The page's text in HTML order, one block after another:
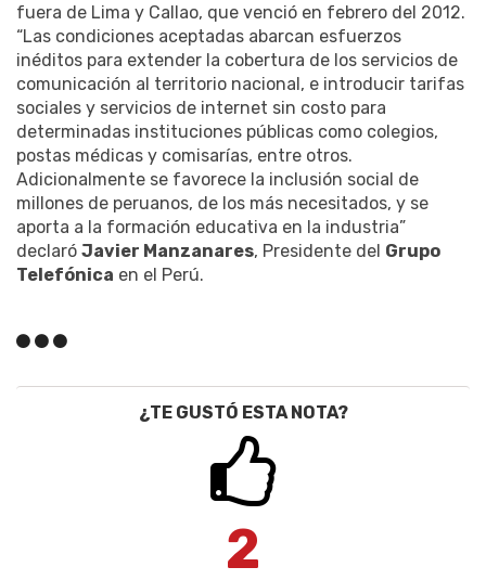
fuera de Lima y Callao, que venció en febrero del 2012.
“Las condiciones aceptadas abarcan esfuerzos
inéditos para extender la cobertura de los servicios de
comunicación al territorio nacional, e introducir tarifas
sociales y servicios de internet sin costo para
determinadas instituciones públicas como colegios,
postas médicas y comisarías, entre otros.
Adicionalmente se favorece la inclusión social de
millones de peruanos, de los más necesitados, y se
aporta a la formación educativa en la industria”
declaró Javier Manzanares, Presidente del Grupo
Telefónica en el Perú.
¿TE GUSTÓ ESTA NOTA?
2